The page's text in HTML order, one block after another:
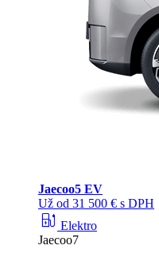
Jaecoo5 EV
Už od 31 500 € s DPH
ev_station Elektro
Jaecoo7